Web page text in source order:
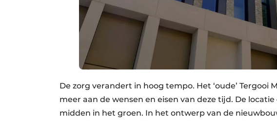
De zorg verandert in hoog tempo. Het ‘oude’ Tergooi
meer aan de wensen en eisen van deze tijd. De
midden in het groen. In het ontwerp van de